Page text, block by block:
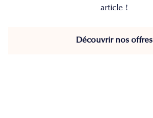
article !
Découvrir nos offres